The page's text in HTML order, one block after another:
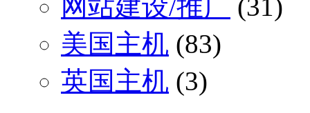
网站建设/推广 (31)
美国主机 (83)
英国主机 (3)